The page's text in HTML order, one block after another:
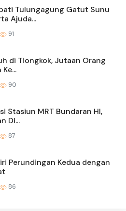
Tulungagung Gatut Sunu
Ajuda...
91
di Tiongkok, Jutaan Orang
90
Stasiun MRT Bundaran HI,
Di...
87
Perundingan Kedua dengan
86